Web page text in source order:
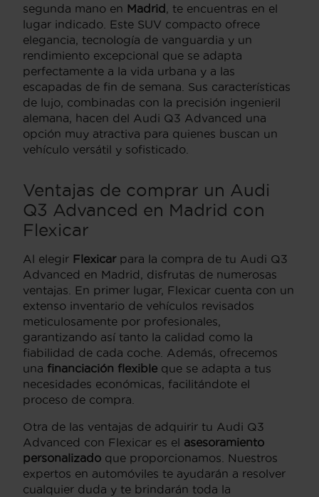
segunda mano en Madrid
, te encuentras en el
lugar indicado. Este SUV compacto ofrece
elegancia, tecnología de vanguardia y un
rendimiento excepcional que se adapta
perfectamente a la vida urbana y a las
escapadas de fin de semana. Sus características
de lujo, combinadas con la precisión ingenieril
alemana, hacen del Audi Q3 Advanced una
opción muy atractiva para quienes buscan un
vehículo versátil y sofisticado.
Ventajas de comprar un Audi
Q3 Advanced en Madrid con
Flexicar
Al elegir Flexicarpara la compra de tu Audi Q3
Advanced en Madrid, disfrutas de numerosas
ventajas. En primer lugar, Flexicar cuenta con un
extenso inventario de vehículos revisados
meticulosamente por profesionales,
garantizando así tanto la calidad como la
fiabilidad de cada coche. Además, ofrecemos
una financiación flexible que se adapta a tus
necesidades económicas, facilitándote el
proceso de compra.
Otra de las ventajas de adquirir tu Audi Q3
Advanced con Flexicar es el asesoramiento
personalizado que proporcionamos. Nuestros
expertos en automóviles te ayudarán a resolver
cualquier duda y te brindarán toda la